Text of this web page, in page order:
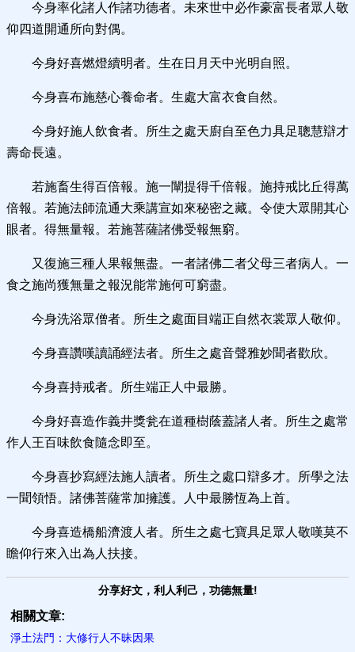
今身率化諸人作諸功德者。未來世中必作豪富長者眾人敬
仰四道開通所向對偶。
今身好喜燃燈續明者。生在日月天中光明自照。
今身喜布施慈心養命者。生處大富衣食自然。
今身好施人飲食者。所生之處天廚自至色力具足聰慧辯才
壽命長遠。
若施畜生得百倍報。施一闡提得千倍報。施持戒比丘得萬
倍報。若施法師流通大乘講宣如來秘密之藏。令使大眾開其心
眼者。得無量報。若施菩薩諸佛受報無窮。
又復施三種人果報無盡。一者諸佛二者父母三者病人。一
食之施尚獲無量之報況能常施何可窮盡。
今身洗浴眾僧者。所生之處面目端正自然衣裳眾人敬仰。
今身喜讚嘆讀誦經法者。所生之處音聲雅妙聞者歡欣。
今身喜持戒者。所生端正人中最勝。
今身好喜造作義井獎瓮在道種樹蔭蓋諸人者。所生之處常
作人王百味飲食隨念即至。
今身喜抄寫經法施人讀者。所生之處口辯多才。所學之法
一聞領悟。諸佛菩薩常加擁護。人中最勝恆為上首。
今身喜造橋船濟渡人者。所生之處七寶具足眾人敬嘆莫不
瞻仰行來入出為人扶接。
分享好文，利人利己，功德無量!
相關文章:
淨土法門：大修行人不昧因果